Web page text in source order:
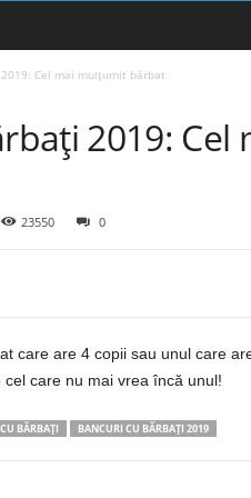
Cel mai mulțumit bărbat
2019:
23550 0
care are 4 copii sau unul care
care nu mai vrea încă unul!
BĂRBAŢI BANCURI CU BĂRBAȚI 2019